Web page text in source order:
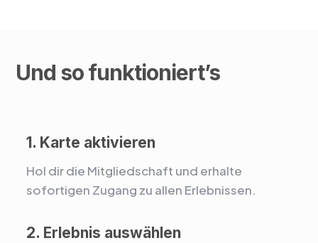
Und so funktioniert’s
1. Karte aktivieren
Hol dir die Mitgliedschaft und erhalte
sofortigen Zugang zu allen Erlebnissen.
2. Erlebnis auswählen